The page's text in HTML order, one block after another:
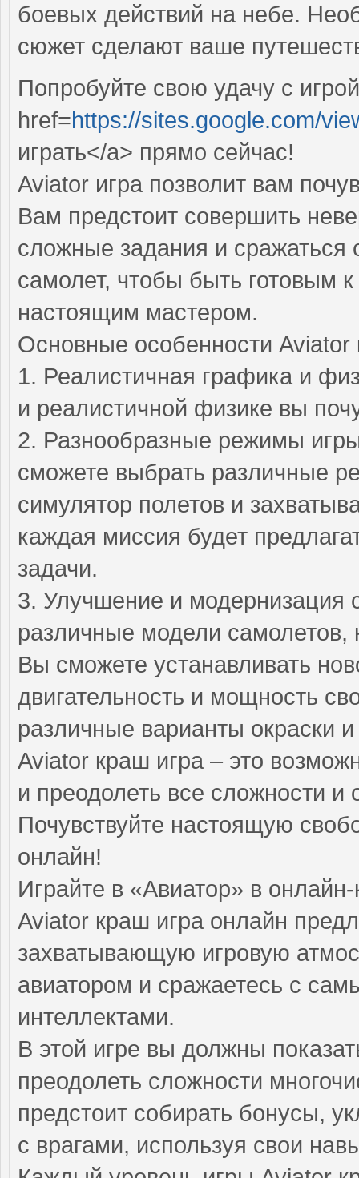
боевых действий на небе.
сюжет сделают ваше
Попробуйте свою удачу с
href=https://sites.google.com/
играть</a> прямо сейчас!
Aviator игра позволит вам
Вам предстоит совершить
сложные задания и сражаться
самолет, чтобы быть готовым
настоящим мастером.
Основные особенности Aviator
1. Реалистичная графика и
и реалистичной физике вы
2. Разнообразные режимы
сможете выбрать различные
симулятор полетов и
каждая миссия будет
задачи.
3. Улучшение и модернизация
различные модели самолетов,
Вы сможете устанавливать
двигательность и мощность
различные варианты окраски
Aviator краш игра – это
и преодолеть все сложности и
Почувствуйте настоящую
онлайн!
Играйте в «Авиатор» в
Aviator краш игра онлайн
захватывающую игровую
авиатором и сражаетесь с
интеллектами.
В этой игре вы должны
преодолеть сложности
предстоит собирать бонусы,
с врагами, используя свои